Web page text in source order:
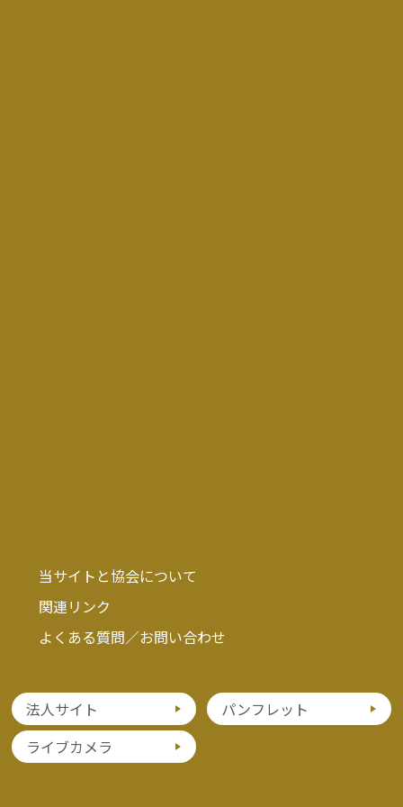
当サイトと協会について
関連リンク
よくある質問／お問い合わせ
法人サイト
パンフレット
ライブカメラ